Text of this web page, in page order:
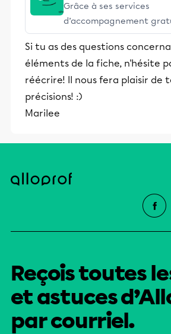
Grâce à ses services
d’accompagnement
stimulants, Alloprof
et leurs parents dans la
éducative.
Si tu as des questions
éléments de la fiche, n'hésite
réécrire! Il nous fera plaisir de
précisions! :)
Marilee
Reçois toutes
et astuces
par courriel.